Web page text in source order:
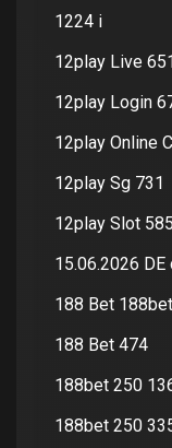
1224 i
12play Live
12play Login
12play Online
12play Sg 731
12play Slot 585
15.06.2026
188 Bet
188 Bet 474
188bet 250
188bet 250